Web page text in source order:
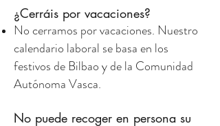
¿Cerráis por vacaciones?
No cerramos por vacaciones. Nuestro
calendario laboral se basa en los
festivos de Bilbao y de la Comunidad
Autónoma Vasca.
No puede recoger en persona su